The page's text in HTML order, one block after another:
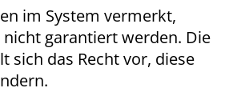
im System vermerkt,
garantiert werden. Die
sich das Recht vor, diese